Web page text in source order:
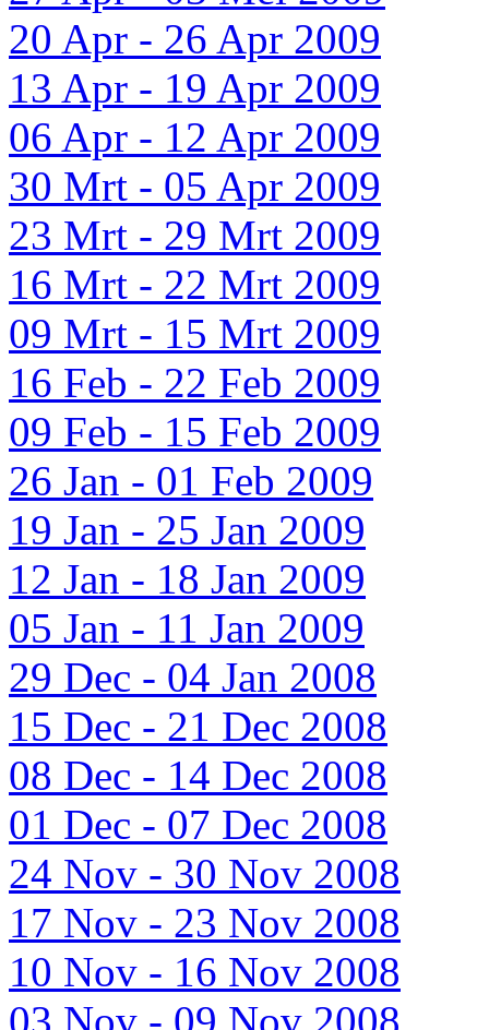
20 Apr - 26 Apr 2009
13 Apr - 19 Apr 2009
06 Apr - 12 Apr 2009
30 Mrt - 05 Apr 2009
23 Mrt - 29 Mrt 2009
16 Mrt - 22 Mrt 2009
09 Mrt - 15 Mrt 2009
16 Feb - 22 Feb 2009
09 Feb - 15 Feb 2009
26 Jan - 01 Feb 2009
19 Jan - 25 Jan 2009
12 Jan - 18 Jan 2009
05 Jan - 11 Jan 2009
29 Dec - 04 Jan 2008
15 Dec - 21 Dec 2008
08 Dec - 14 Dec 2008
01 Dec - 07 Dec 2008
24 Nov - 30 Nov 2008
17 Nov - 23 Nov 2008
10 Nov - 16 Nov 2008
03 Nov - 09 Nov 2008